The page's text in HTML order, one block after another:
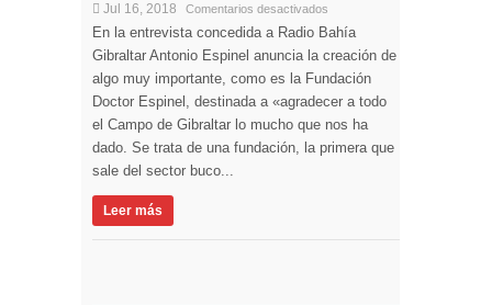
Jul 16, 2018 Comentarios desactivados
En la entrevista concedida a Radio Bahía
Gibraltar Antonio Espinel anuncia la creación de
algo muy importante, como es la Fundación
Doctor Espinel, destinada a «agradecer a todo
el Campo de Gibraltar lo mucho que nos ha
dado. Se trata de una fundación, la primera que
sale del sector buco...
Leer más